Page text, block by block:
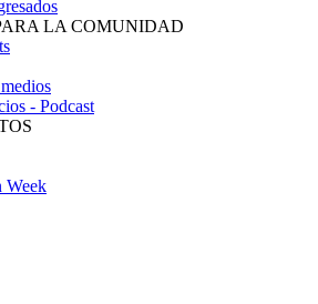
LA COMUNIDAD
- Podcast